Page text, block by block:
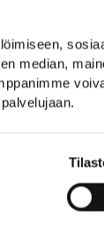
median,
area
homes
Holiday